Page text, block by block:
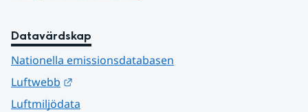
Datavärdskap
Nationella emissionsdatabasen
Luftwebb
Luftmiljödata